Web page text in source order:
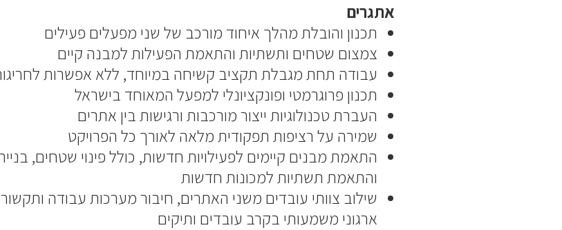
אתגרים
תכנון והובלת מהלך איחוד מורכב של שני מפעלים פעילים
צמצום שטחים ותשתיות והתאמת הפעילות למבנה קיים
עבודה תחת מגבלת תקציב קשיחה במיוחד, ללא אפשרות
תכנון פרוגרמטי ופונקציונלי למפעל המאוחד בישראל
העברת טכנולוגיות ייצור מורכבות ורגישות בין אתרים
שמירה על רציפות תפקודית מלאה לאורך כל הפרויקט
התאמת מבנים קיימים לפעילויות חדשות, כולל פינוי שטחים,
והתאמת תשתיות למכונות חדשות
שילוב צוותי עובדים משני האתרים, חיבור מערכות עבודה
ארגוני משמעותי בקרב עובדים ותיקים